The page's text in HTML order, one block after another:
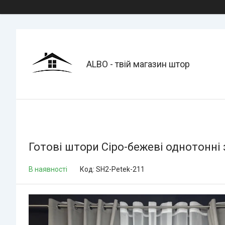
ALBO - твій магазин штор
Готові штори Сіро-бежеві
В наявності Код: SH2-Petek-211